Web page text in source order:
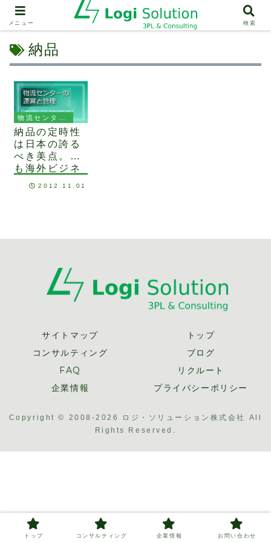
納品
納品の定時性
は日本の誇る
べき美点。で
も海外ビジネ
2012.11.01
サイトマップ
トップ
コンサルティング
ブログ
FAQ
リクルート
企業情報
プライバシーポリシー
Copyright © 2008-2026 ロジ・ソリューション株式会社 All
Rights Reserved.
メニュー 検索
トップ コンサルティング 企業情報 お問い合わせ